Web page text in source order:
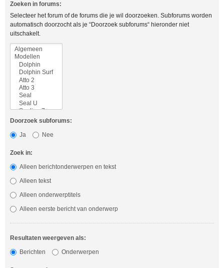
Zoeken in forums:
Selecteer het forum of de forums die je wil doorzoeken. Subforums worden
automatisch doorzocht als je “Doorzoek subforums“ hieronder niet
uitschakelt.
Doorzoek subforums:
Ja
Nee
Zoek in:
Alleen berichtonderwerpen en tekst
Alleen tekst
Alleen onderwerptitels
Alleen eerste bericht van onderwerp
Resultaten weergeven als:
Berichten
Onderwerpen